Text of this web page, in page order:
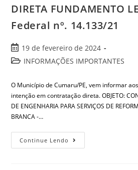
DIRETA FUNDAMENTO
Federal nº. 14.133/21
19 de fevereiro de 2024
INFORMAÇÕES IMPORTANTES
O Município de Cumaru/PE, vem informar
intenção em contratação direta. OBJETO:
DE ENGENHARIA PARA SERVIÇOS DE
BRANCA -…
Continue Lendo